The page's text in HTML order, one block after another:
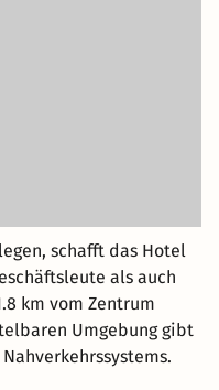
schafft das Hotel
als auch
km vom Zentrum
Umgebung gibt